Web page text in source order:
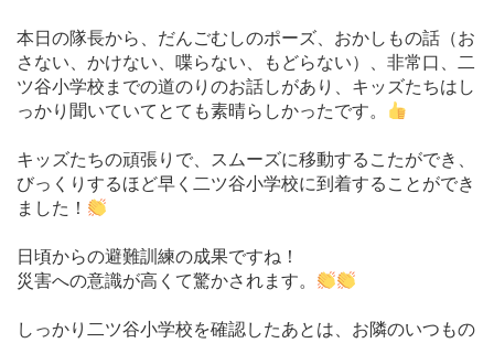
本日の隊長から、だんごむしのポーズ、おかしもの話（お
さない、かけない、喋らない、もどらない）、非常口、二
ツ谷小学校までの道のりのお話しがあり、キッズたちはし
っかり聞いていてとても素晴らしかったです。
キッズたちの頑張りで、スムーズに移動するこたができ、
びっくりするほど早く二ツ谷小学校に到着することができ
ました！
日頃からの避難訓練の成果ですね！
災害への意識が高くて驚かされます。
しっかり二ツ谷小学校を確認したあとは、お隣のいつもの